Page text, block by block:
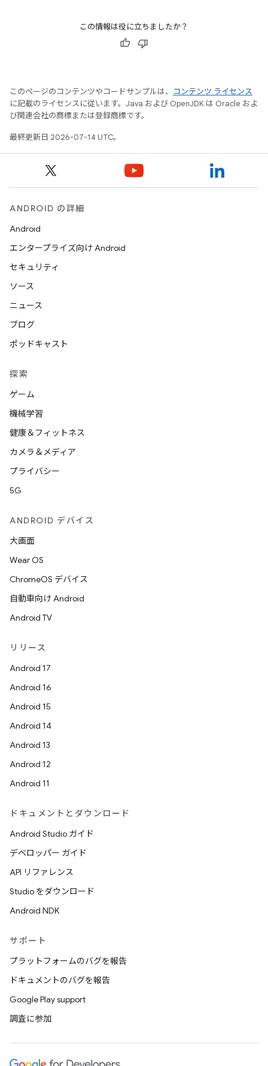
この情報は役に立ちましたか？
このページのコンテンツやコードサンプルは、
コンテンツ ライセンス
に記載のライセンスに従います。Java および OpenJDK は Oracle およ
び関連会社の商標または登録商標です。
最終更新日 2026-07-14 UTC。
ANDROID の詳細
Android
エンタープライズ向け Android
セキュリティ
ソース
ニュース
ブログ
ポッドキャスト
探索
ゲーム
機械学習
健康＆フィットネス
カメラ＆メディア
プライバシー
5G
ANDROID デバイス
大画面
Wear OS
ChromeOS デバイス
自動車向け Android
Android TV
リリース
Android 17
Android 16
Android 15
Android 14
Android 13
Android 12
Android 11
ドキュメントとダウンロード
Android Studio ガイド
デベロッパー ガイド
API リファレンス
Studio をダウンロード
Android NDK
サポート
プラットフォームのバグを報告
ドキュメントのバグを報告
Google Play support
調査に参加